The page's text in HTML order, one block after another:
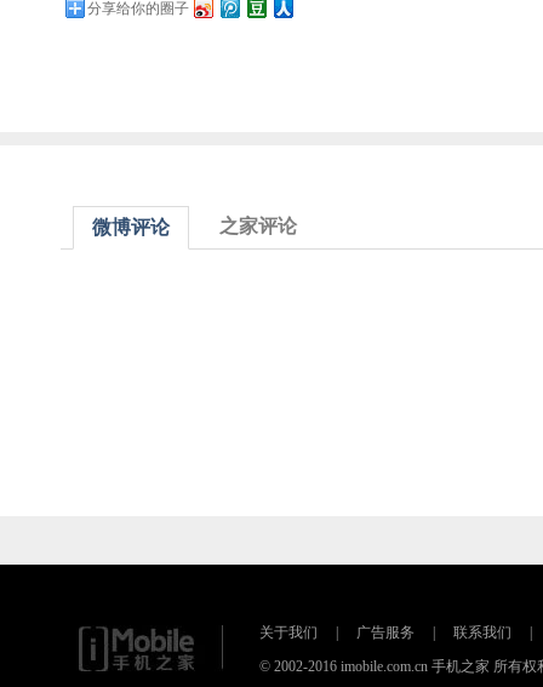
分享给你的圈子
微博评论 之家评论
关于我们 广告服务 联系我们
© 2002-2016 imobile.com.cn 手机之家 所有